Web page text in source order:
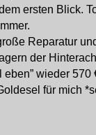
ersten Blick.
Reparatur
der
eben” wieder 570
für mich